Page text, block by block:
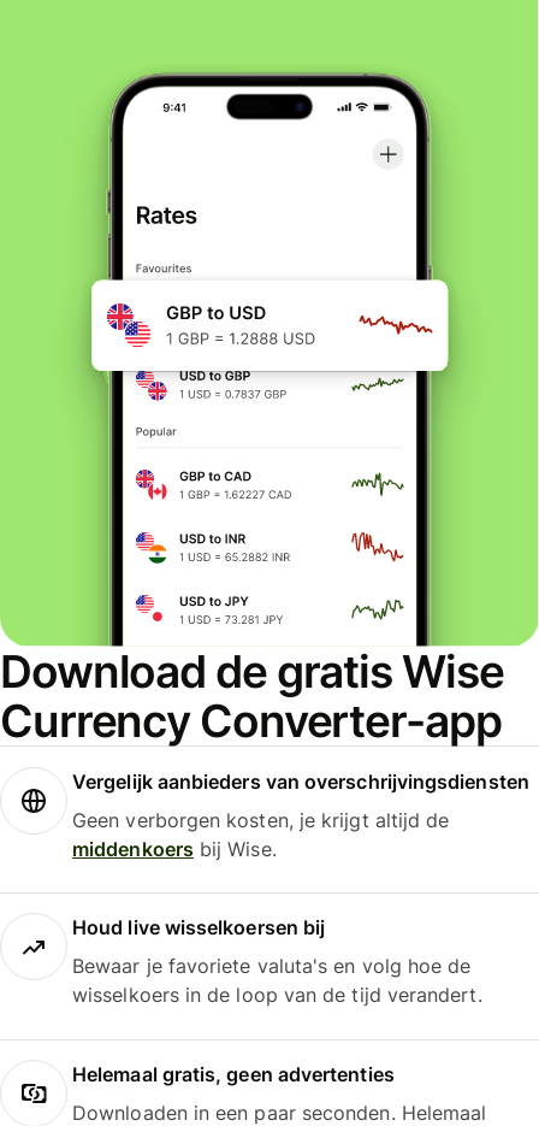
Download de gratis Wise
Currency Converter-app
Vergelijk aanbieders van overschrijvingsdiensten
Geen verborgen kosten, je krijgt altijd de
middenkoersbij Wise.
Houd live wisselkoersen bij
Bewaar je favoriete valuta's en volg hoe de
wisselkoers in de loop van de tijd verandert.
Helemaal gratis, geen advertenties
Downloaden in een paar seconden. Helemaal